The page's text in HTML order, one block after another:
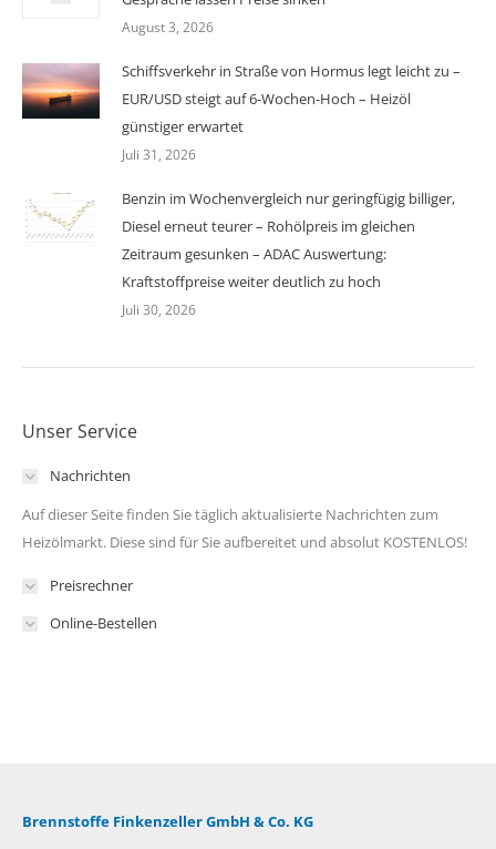
August 3, 2026
Schiffsverkehr in Straße von Hormus legt leicht zu –
EUR/USD steigt auf 6-Wochen-Hoch – Heizöl
günstiger erwartet
Juli 31, 2026
Benzin im Wochenvergleich nur geringfügig billiger,
Diesel erneut teurer – Rohölpreis im gleichen
Zeitraum gesunken – ADAC Auswertung:
Kraftstoffpreise weiter deutlich zu hoch
Juli 30, 2026
Unser Service
Nachrichten
Auf dieser Seite finden Sie täglich aktualisierte Nachrichten zum
Heizölmarkt. Diese sind für Sie aufbereitet und absolut KOSTENLOS!
Preisrechner
Online-Bestellen
Brennstoffe Finkenzeller GmbH & Co. KG